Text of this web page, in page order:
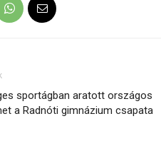
sportágban aratott országos
a Radnóti gimnázium csapata